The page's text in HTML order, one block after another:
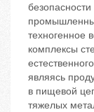
техногенное
комплексы
являясь
в пищевой
тяжелых